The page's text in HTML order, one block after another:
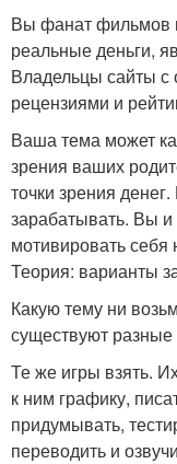
Вы фанат фильмов
реальные деньги,
Владельцы сайты
рецензиями и
Ваша тема может
зрения ваших
точки зрения
зарабатывать. Вы и
мотивировать себя
Теория: варианты
Какую тему ни
существуют
Те же игры взять.
к ним графику,
придумывать,
переводить и